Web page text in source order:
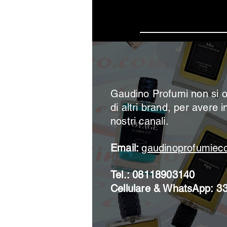
Gaudino Profumi non si
di altri brand, per avere
nostri canali.
Email:
Tel.: 08118903140
Cellulare & WhatsApp: